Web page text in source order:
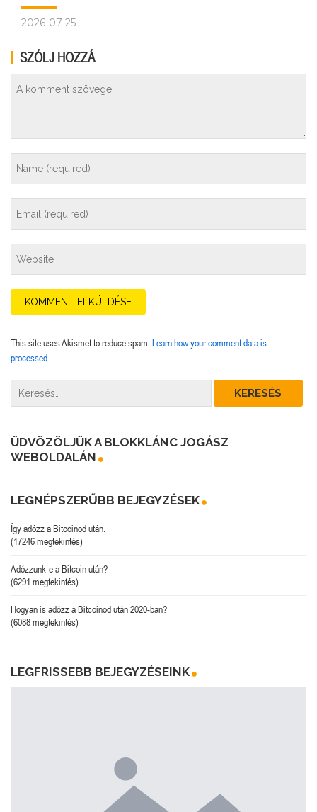
2026-07-25
SZÓLJ HOZZÁ
This site uses Akismet to reduce spam. Learn how your comment data is
processed.
ÜDVÖZÖLJÜK A BLOKKLÁNC JOGÁSZ
WEBOLDALÁN
LEGNÉPSZERŰBB BEJEGYZÉSEK
Így adózz a Bitcoinod után.
(17246 megtekintés)
Adózzunk-e a Bitcoin után?
(6291 megtekintés)
Hogyan is adózz a Bitcoinod után 2020-ban?
(6088 megtekintés)
LEGFRISSEBB BEJEGYZÉSEINK